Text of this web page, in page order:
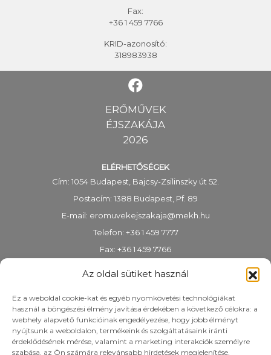
Az oldal sütiket használ
Ez a weboldal cookie-kat és egyéb nyomkövetési technológiákat
használ a böngészési élmény javítása érdekében a következő célokra: a
webhely alapvető funkcióinak engedélyezése, hogy jobb élményt
nyújtsunk a weboldalon, termékeink és szolgáltatásaink iránti
érdeklődésének mérése, valamint a marketing interakciók személyre
szabása, az Ön számára relevánsabb hirdetések megjelenítése.
Fax:
+36 1 459 7766
KRID-azonosító:
318983938
ERŐMŰVEK
ÉJSZAKÁJA
2026
ELÉRHETŐSÉGEK
Cím: 1054 Budapest, Bajcsy-Zsilinszky út 52.
Postacím: 1388 Budapest, Pf. 89
E-mail: eromuvekejszakaja@mekh.hu
Telefon: +36 1 459 7777
Fax: +36 1 459 7766